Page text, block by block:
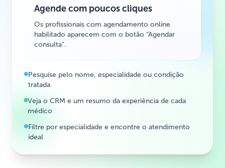
Agende com poucos cliques
Os profissionais com agendamento online
habilitado aparecem com o botão “Agendar
consulta”.
Pesquise pelo nome, especialidade ou condição
tratada
Veja o CRM e um resumo da experiência de cada
médico
Filtre por especialidade e encontre o atendimento
ideal